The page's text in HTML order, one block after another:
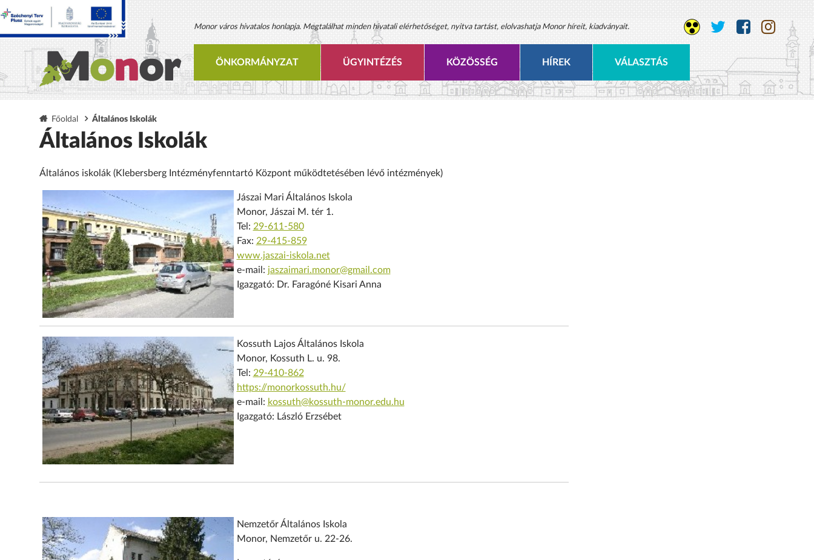
Monor város hivatalos honlapja. Megtalálhat minden hivatali elérhetőséget, nyitva tartást, elolvashatja Monor híreit, kiadványait.
ÖNKORMÁNYZAT ÜGYINTÉZÉS KÖZÖSSÉG HÍREK VÁLASZTÁS
Főoldal Általános Iskolák
Általános Iskolák
Általános iskolák (Klebersberg Intézményfenntartó Központ működtetésében lévő intézmények)
Jászai Mari Általános Iskola
Monor, Jászai M. tér 1.
Tel: 29-611-580
Fax: 29-415-859
www.jaszai-iskola.net
e-mail: jaszaimari.monor@gmail.com
Igazgató: Dr. Faragóné Kisari Anna
Kossuth Lajos Általános Iskola
Monor, Kossuth L. u. 98.
Tel: 29-410-862
https://monorkossuth.hu/
e-mail: kossuth@kossuth-monor.edu.hu
Igazgató: László Erzsébet
Nemzetőr Általános Iskola
Monor, Nemzetőr u. 22-26.